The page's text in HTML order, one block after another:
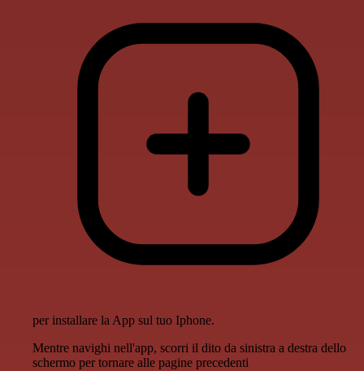
per installare la App sul tuo Iphone.
Mentre navighi nell'app, scorri il dito da sinistra a destra dello
schermo per tornare alle pagine precedenti